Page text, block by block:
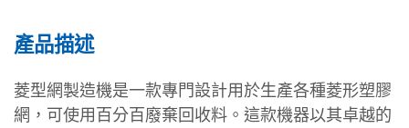
產品描述
菱型網製造機是一款專門設計用於生產各種菱形塑膠
網，可使用百分百廢棄回收料。這款機器以其卓越的